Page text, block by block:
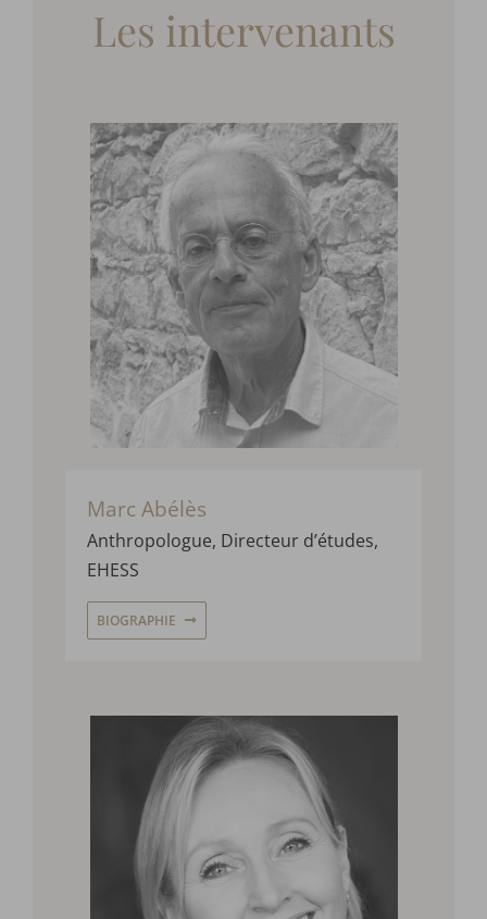
Les intervenants
Marc Abélès
Anthropologue, Directeur d’études,
EHESS
BIOGRAPHIE